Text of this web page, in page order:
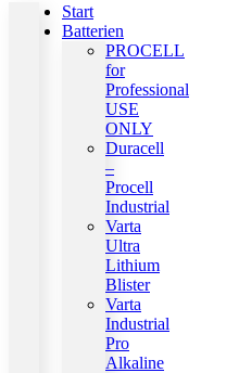
Start
Batterien
PROCELL
for
Professional
USE
ONLY
Duracell
–
Procell
Industrial
Varta
Ultra
Lithium
Blister
Varta
Industrial
Pro
Alkaline